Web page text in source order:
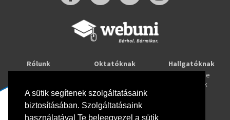
A sütik segítenek szolgáltatásaink
biztosításában. Szolgáltatásaink
használatával Te beleegyezel a sütik
Rólunk
Oktatóknak
Webuni Stúdió
Hallgatóknak
Tanulj online
Képzések
Info